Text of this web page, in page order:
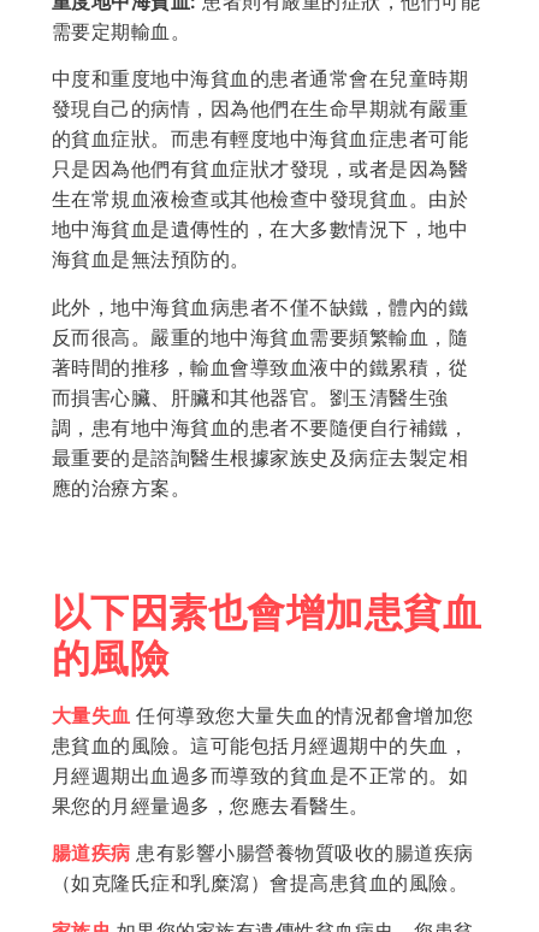
需要定期輸血。
中度和重度地中海貧血的患者通常會在兒童時期
發現自己的病情，因為他們在生命早期就有嚴重
的貧血症狀。而患有輕度地中海貧血症患者可能
只是因為他們有貧血症狀才發現，或者是因為醫
生在常規血液檢查或其他檢查中發現貧血。由於
地中海貧血是遺傳性的，在大多數情況下，地中
海貧血是無法預防的。
此外，地中海貧血病患者不僅不缺鐵，體內的鐵
反而很高。嚴重的地中海貧血需要頻繁輸血，隨
著時間的推移，輸血會導致血液中的鐵累積，從
而損害心臟、肝臟和其他器官。劉玉清醫生強
調，患有地中海貧血的患者不要隨便自行補鐵，
最重要的是諮詢醫生根據家族史及病症去製定相
應的治療方案。
以下因素也會增加患貧血
的風險
大量失血 任何導致您大量失血的情況都會增加您
患貧血的風險。這可能包括月經週期中的失血，
月經週期出血過多而導致的貧血是不正常的。如
果您的月經量過多，您應去看醫生。
腸道疾病 患有影響小腸營養物質吸收的腸道疾病
（如克隆氏症和乳糜瀉）會提高患貧血的風險。